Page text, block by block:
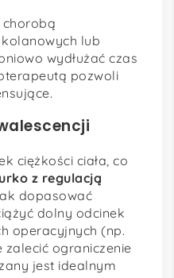
lub
wydłużać czas
pozwoli
ciężkości ciała, co
z regulacją
dopasować
dolny odcinek
operacyjnych (np.
ograniczenie
jest idealnym